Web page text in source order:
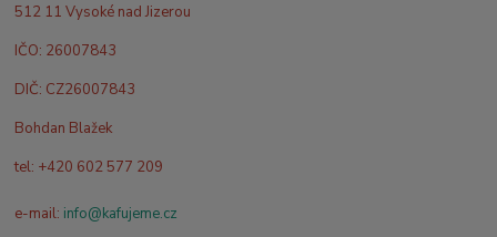
512 11 Vysoké nad Jizerou
IČO: 26007843
DIČ: CZ26007843
Bohdan Blažek
tel: +420 602 577 209
e-mail: info@kafujeme.cz